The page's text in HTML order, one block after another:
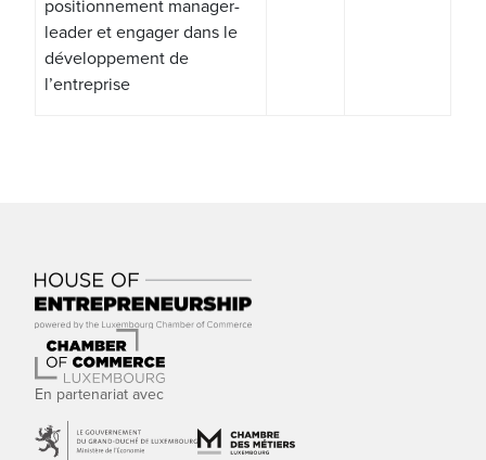
positionnement manager-
leader et engager dans le
développement de
l’entreprise
En partenariat avec